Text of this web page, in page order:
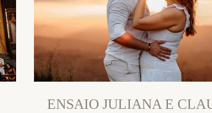
ENSAIO JULIANA E